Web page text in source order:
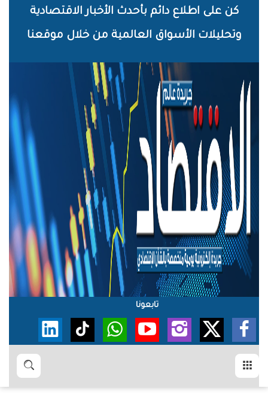
الرئيسي
كن على اطلاع دائم بأحدث الأخبار الاقتصادية
وتحليلات الأسواق العالمية من خلال موقعنا
تابعونا
بحث